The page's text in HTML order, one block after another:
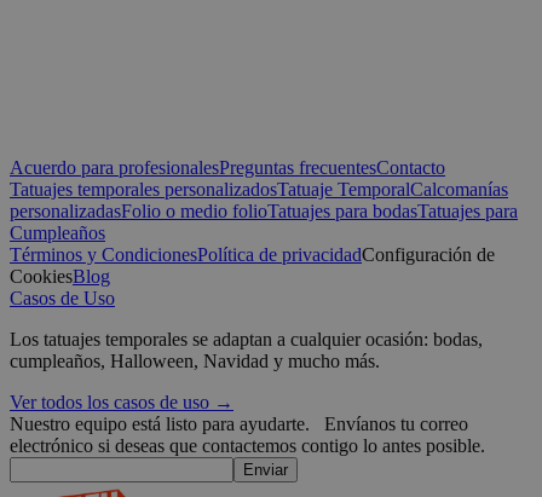
Acuerdo para profesionalesPreguntas frecuentesContacto
Tatuajes temporales personalizadosTatuaje TemporalCalcomanías
personalizadasFolio o medio folioTatuajes para bodasTatuajes para
Cumpleaños
Términos y CondicionesPolítica de privacidadConfiguración de
CookiesBlog
Casos de Uso
Los tatuajes temporales se adaptan a cualquier ocasión: bodas,
cumpleaños, Halloween, Navidad y mucho más.
Ver todos los casos de uso →
Nuestro equipo está listo para ayudarte.
Envíanos tu correo
electrónico si deseas que contactemos contigo lo antes posible.
Enviar
.yatatu.com
días
wordpress_test_cookie
Automattic
Inc.
blog.yatatu.com